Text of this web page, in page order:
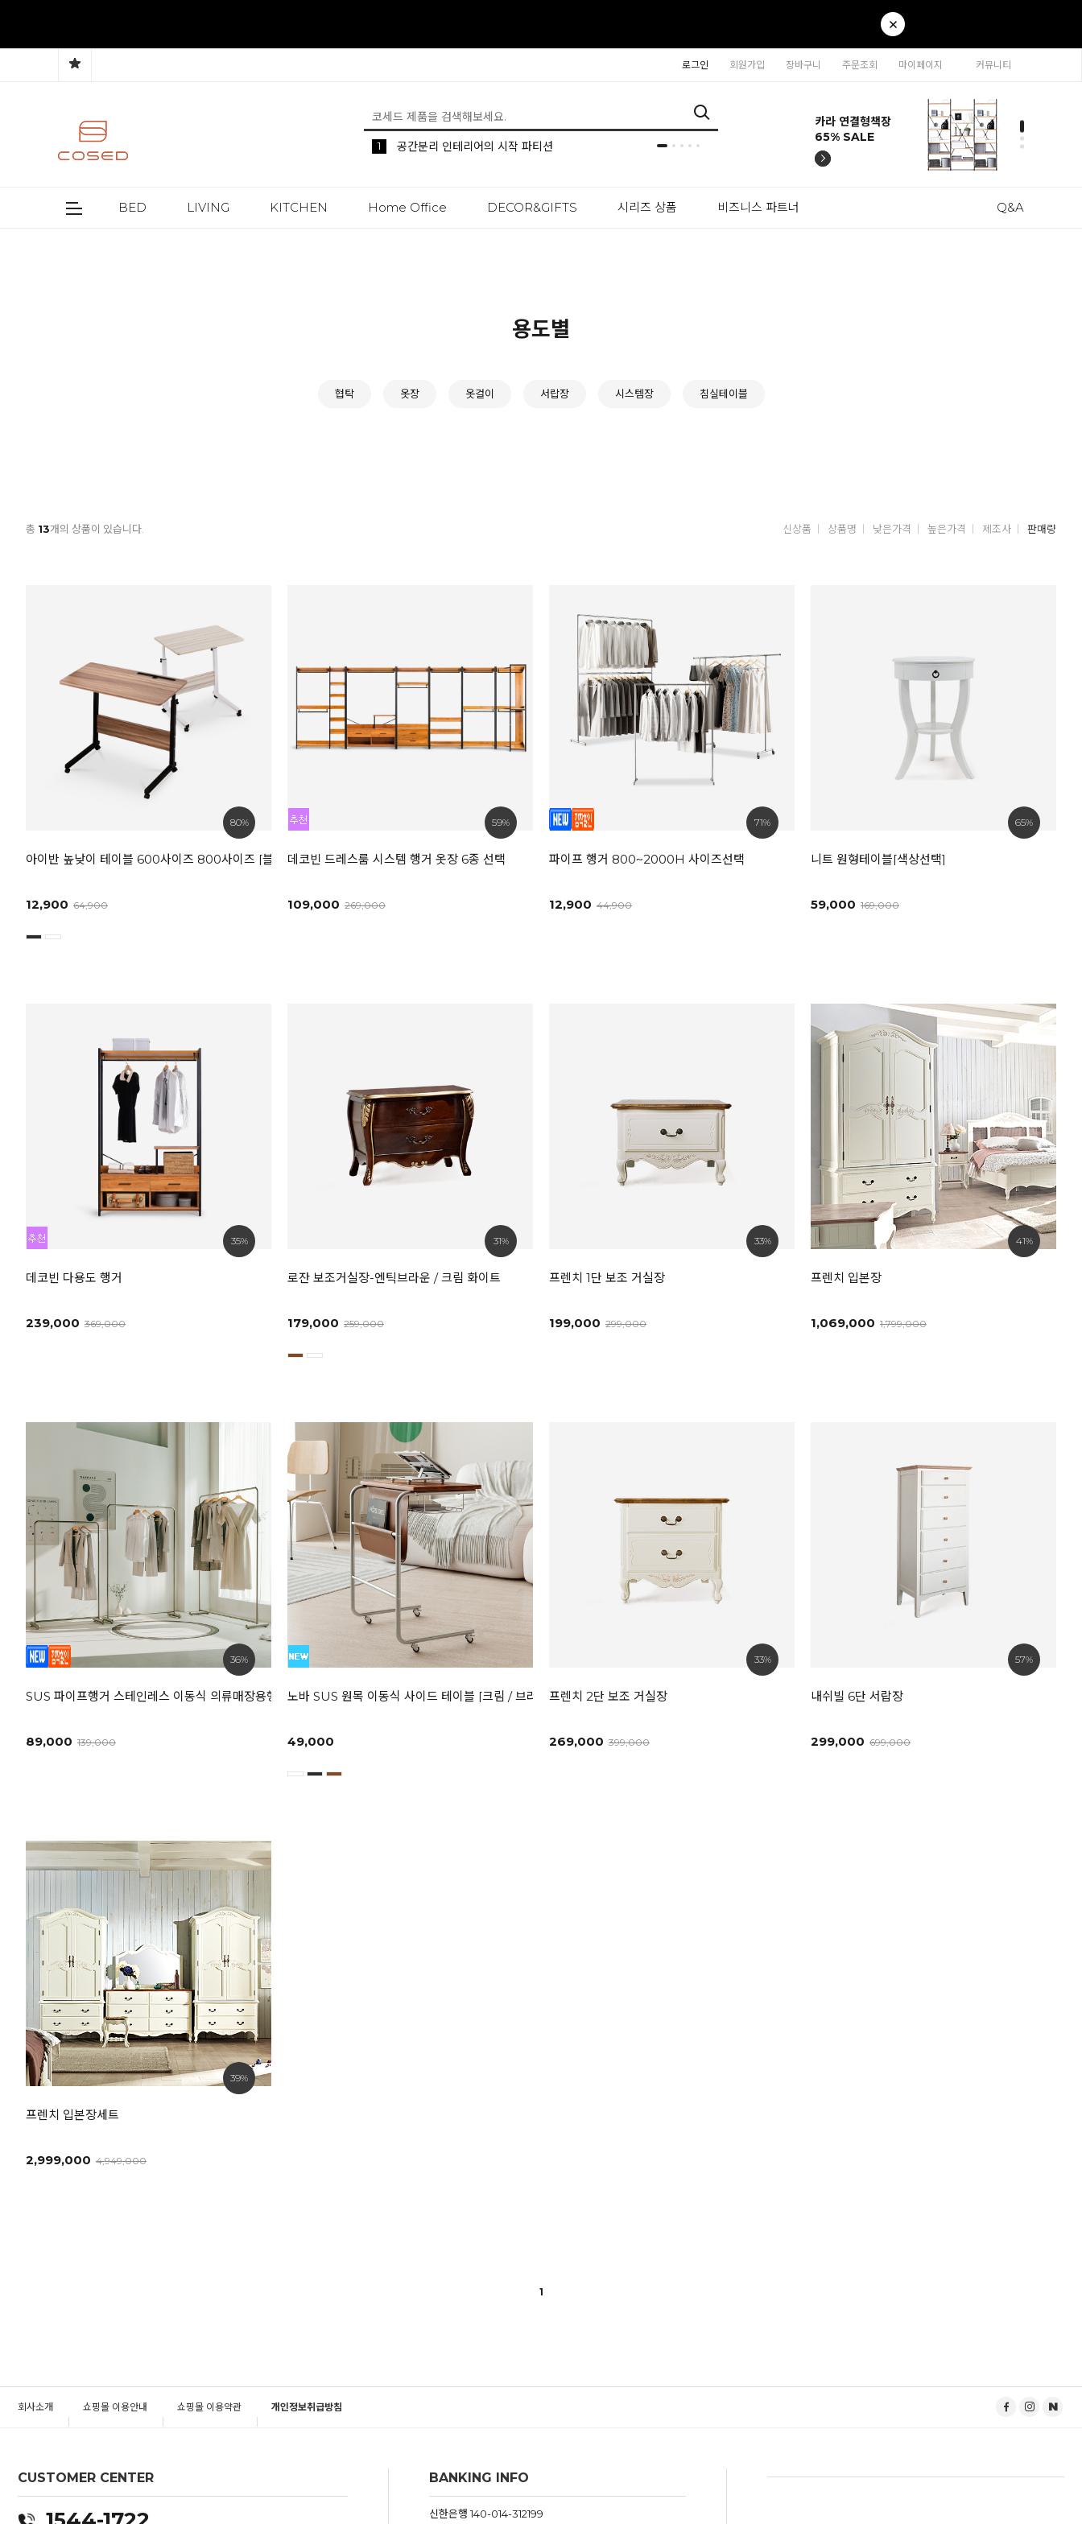
로그인 회원가입 장바구니 주문조회 마이페이지 커뮤니티
5 생활 속 편리한 이동식 사이드 테이블 시리즈
1 공간분리 인테리어의 시작 파티션
2 나만의 높이를 맞춰주는 모션데스크
티나 인테리어의자
57% SALE
카라 연결형책장
65% SALE
이동형 높이조절
테이블 47% SALE
티나 인테리어의자
57% SALE
카라 연결형책장
65% SALE
BED LIVING KITCHEN Home Office DECOR&GIFTS 시리즈 상품 비즈니스 파트너 Q&A
용도별
협탁 옷장 옷걸이 서랍장 시스템장 침실테이블
총 13개의 상품이 있습니다. 신상품 상품명 낮은가격 높은가격 제조사 판매량
80%
아이반 높낮이 테이블 600사이즈 800사이즈 [블랙/화이트]
12,900 64,900
59%
데코빈 드레스룸 시스템 행거 옷장 6종 선택
109,000 269,000
71%
파이프 행거 800~2000H 사이즈선택
12,900 44,900
65%
니트 원형테이블[색상선택]
59,000 169,000
35%
데코빈 다용도 행거
239,000 369,000
31%
로잔 보조거실장-엔틱브라운 / 크림 화이트
179,000 259,000
33%
프렌치 1단 보조 거실장
199,000 299,000
41%
프렌치 입본장
1,069,000 1,799,000
36%
SUS 파이프행거 스테인레스 이동식 의류매장용행거
89,000 139,000
노바 SUS 원목 이동식 사이드 테이블 [크림 / 브라운 / 블랙]
49,000
33%
프렌치 2단 보조 거실장
269,000 399,000
57%
내쉬빌 6단 서랍장
299,000 699,000
39%
프렌치 입본장세트
2,999,000 4,949,000
1
회사소개 쇼핑몰 이용안내 쇼핑몰 이용약관 개인정보취급방침
CUSTOMER CENTER BANKING INFO
신한은행 140-014-312199